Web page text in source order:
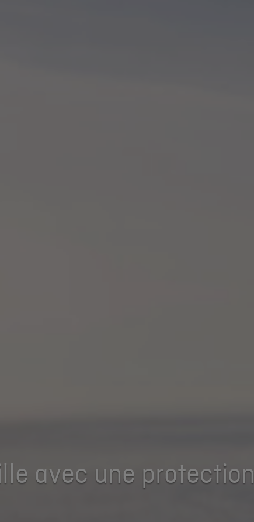
avec une protection